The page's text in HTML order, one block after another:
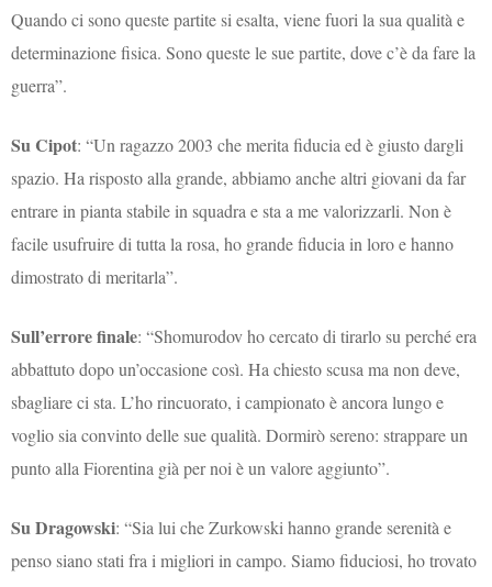
Quando ci sono queste partite si esalta, viene fuori la sua qualità e
determinazione fisica. Sono queste le sue partite, dove c’è da fare la
guerra”.
Su Cipot: “Un ragazzo 2003 che merita fiducia ed è giusto dargli
spazio. Ha risposto alla grande, abbiamo anche altri giovani da far
entrare in pianta stabile in squadra e sta a me valorizzarli. Non è
facile usufruire di tutta la rosa, ho grande fiducia in loro e hanno
dimostrato di meritarla”.
Sull’errore finale: “Shomurodov ho cercato di tirarlo su perché era
abbattuto dopo un’occasione così. Ha chiesto scusa ma non deve,
sbagliare ci sta. L’ho rincuorato, i campionato è ancora lungo e
voglio sia convinto delle sue qualità. Dormirò sereno: strappare un
punto alla Fiorentina già per noi è un valore aggiunto”.
Su Dragowski: “Sia lui che Zurkowski hanno grande serenità e
penso siano stati fra i migliori in campo. Siamo fiduciosi, ho trovato